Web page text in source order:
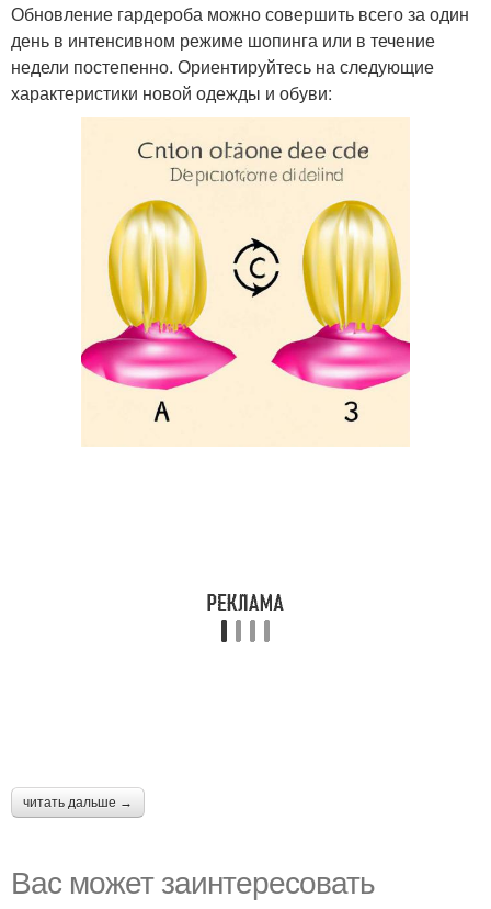
Обновление гардероба можно совершить всего за один
день в интенсивном режиме шопинга или в течение
недели постепенно. Ориентируйтесь на следующие
характеристики новой одежды и обуви:
читать дальше →
Вас может заинтересовать